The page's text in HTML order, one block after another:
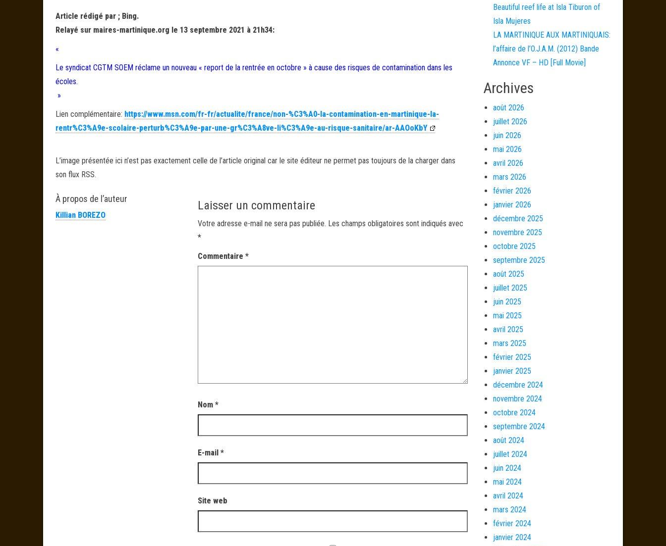
Article rédigé par ; Bing.
Relayé sur maires-martinique.org le 13 septembre 2021 à 21h34:
«
Le syndicat CGTM SOEM réclame un nouveau « report de la rentrée en octobre » à cause des risques de contamination dans les
écoles.
»
Lien complémentaire: https://www.msn.com/fr-fr/actualite/france/non-%C3%A0-la-contamination-en-martinique-la-
rentr%C3%A9e-scolaire-perturb%C3%A9e-par-une-gr%C3%A8ve-li%C3%A9e-au-risque-sanitaire/ar-AAOoKbY
L’image présentée ici n’est pas exactement celle de l’article original car le site éditeur ne permet pas toujours de la charger dans
son flux RSS.
À propos de l’auteur
Killian BOREZO
Laisser un commentaire
Votre adresse e-mail ne sera pas publiée. Les champs obligatoires sont indiqués avec
*
Commentaire*
Nom*
E-mail*
Site web
Beautiful reef life at Isla Tiburon of
Isla Mujeres
LA MARTINIQUE AUX MARTINIQUAIS:
l’affaire de l’O.J.A.M. (2012) Bande
Annonce VF – HD [Full Movie]
Archives
août 2026
juillet 2026
juin 2026
mai 2026
avril 2026
mars 2026
février 2026
janvier 2026
décembre 2025
novembre 2025
octobre 2025
septembre 2025
août 2025
juillet 2025
juin 2025
mai 2025
avril 2025
mars 2025
février 2025
janvier 2025
décembre 2024
novembre 2024
octobre 2024
septembre 2024
août 2024
juillet 2024
juin 2024
mai 2024
avril 2024
mars 2024
février 2024
janvier 2024